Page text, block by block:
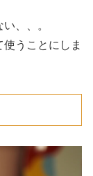
、、。
うことにしま